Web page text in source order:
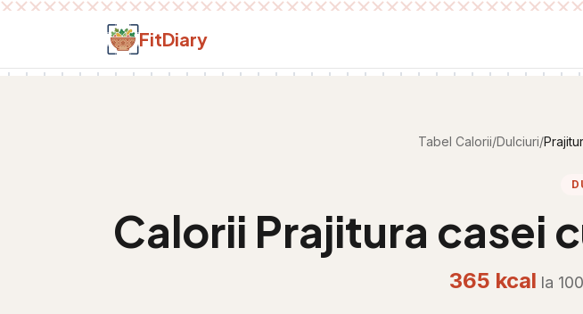
Salt la conținut
FitDiary
Tabel Calorii/Dulciuri/
Calorii Prajitura casei
365 kcal la